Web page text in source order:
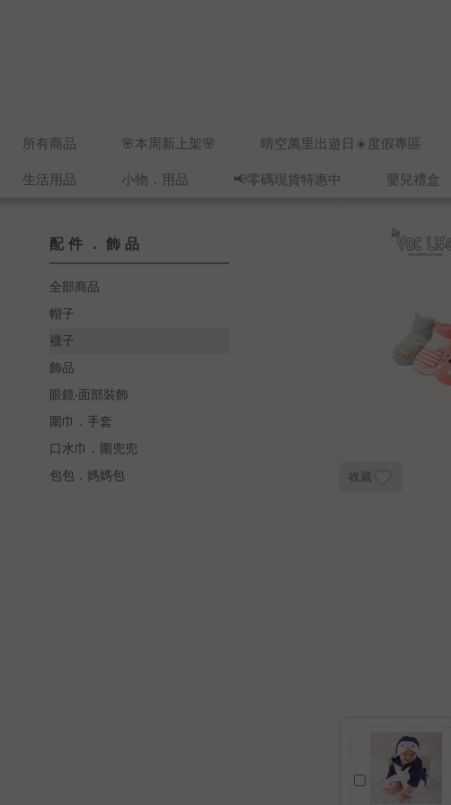
所有商品 🌸本周新上架🌸 晴空萬里出遊日☀️度假專區
生活用品 小物．用品 📢零碼現貨特惠中 嬰兒禮盒
配件．飾品
全部商品
帽子
襪子
飾品
眼鏡‧面部裝飾
圍巾．手套
口水巾．圍兜兜
包包．媽媽包
收藏